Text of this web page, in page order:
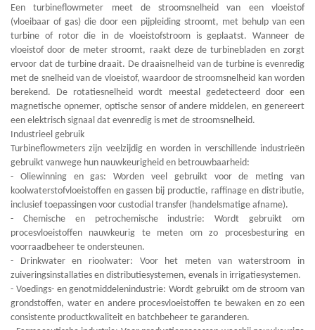
Een turbineflowmeter meet de stroomsnelheid van een vloeistof
(vloeibaar of gas) die door een pijpleiding stroomt, met behulp van een
turbine of rotor die in de vloeistofstroom is geplaatst. Wanneer de
vloeistof door de meter stroomt, raakt deze de turbinebladen en zorgt
ervoor dat de turbine draait. De draaisnelheid van de turbine is evenredig
met de snelheid van de vloeistof, waardoor de stroomsnelheid kan worden
berekend. De rotatiesnelheid wordt meestal gedetecteerd door een
magnetische opnemer, optische sensor of andere middelen, en genereert
een elektrisch signaal dat evenredig is met de stroomsnelheid.
Industrieel gebruik
Turbineflowmeters zijn veelzijdig en worden in verschillende industrieën
gebruikt vanwege hun nauwkeurigheid en betrouwbaarheid:
- Oliewinning en gas: Worden veel gebruikt voor de meting van
koolwaterstofvloeistoffen en gassen bij productie, raffinage en distributie,
inclusief toepassingen voor custodial transfer (handelsmatige afname).
- Chemische en petrochemische industrie: Wordt gebruikt om
procesvloeistoffen nauwkeurig te meten om zo procesbesturing en
voorraadbeheer te ondersteunen.
- Drinkwater en rioolwater: Voor het meten van waterstroom in
zuiveringsinstallaties en distributiesystemen, evenals in irrigatiesystemen.
- Voedings- en genotmiddelenindustrie: Wordt gebruikt om de stroom van
grondstoffen, water en andere procesvloeistoffen te bewaken en zo een
consistente productkwaliteit en batchbeheer te garanderen.